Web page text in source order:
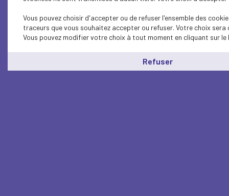
Vous pouvez choisir d'accepter ou de refuser l'ensemble des
traceurs que vous souhaitez accepter ou refuser. Votre choix
Vous pouvez modifier votre choix à tout moment en cliquant sur le
Refuser